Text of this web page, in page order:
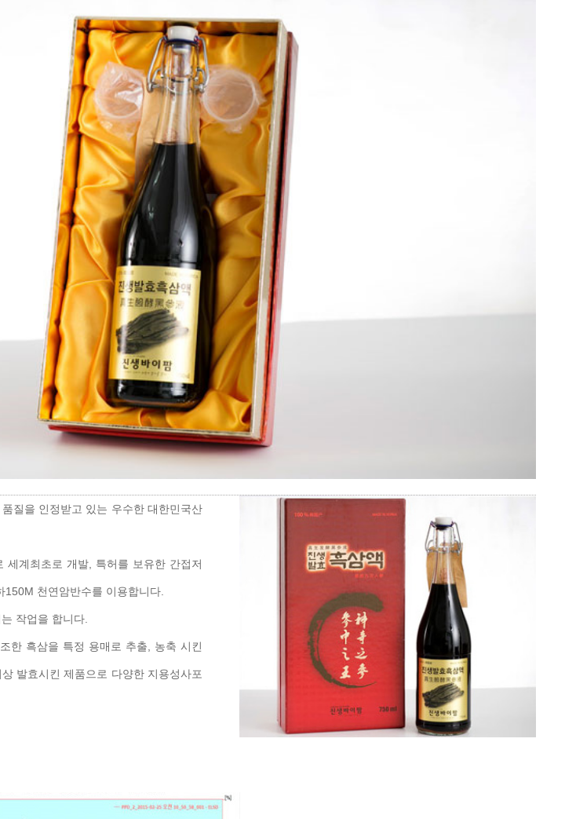
질을 인정받고 있는 우수한 대한민국산
세계최초로 개발, 특허를 보유한 간접저
150M 천연암반수를 이용합니다.
작업을 합니다.
한 흑삼을 특정 용매로 추출, 농축 시킨
발효시킨 제품으로 다양한 지용성사포